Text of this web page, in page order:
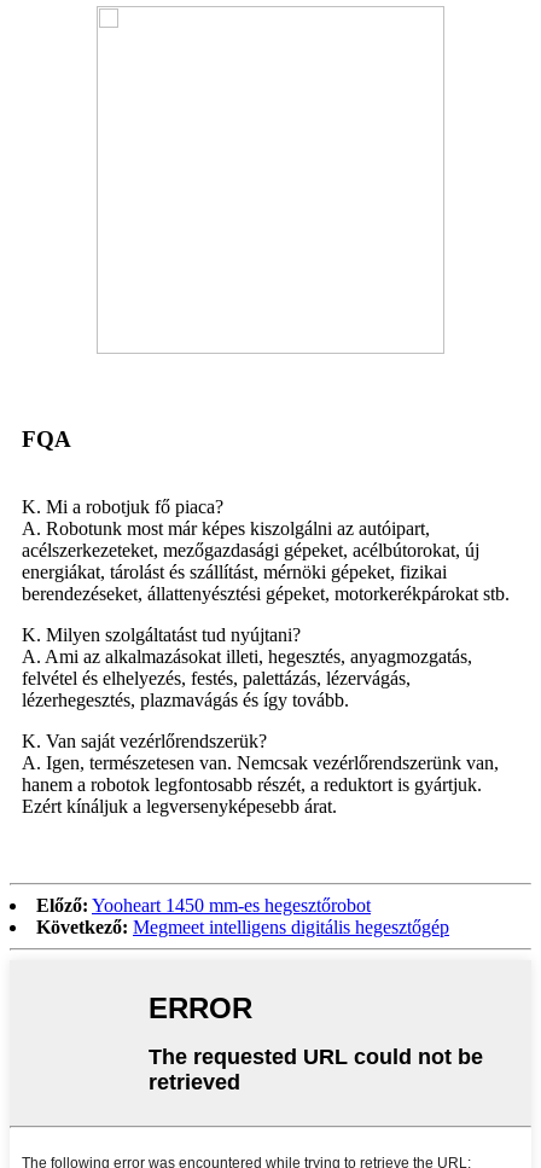
FQA
K. Mi a robotjuk fő piaca?
A. Robotunk most már képes kiszolgálni az autóipart,
acélszerkezeteket, mezőgazdasági gépeket, acélbútorokat, új
energiákat, tárolást és szállítást, mérnöki gépeket, fizikai
berendezéseket, állattenyésztési gépeket, motorkerékpárokat stb.
K. Milyen szolgáltatást tud nyújtani?
A. Ami az alkalmazásokat illeti, hegesztés, anyagmozgatás,
felvétel és elhelyezés, festés, palettázás, lézervágás,
lézerhegesztés, plazmavágás és így tovább.
K. Van saját vezérlőrendszerük?
A. Igen, természetesen van. Nemcsak vezérlőrendszerünk van,
hanem a robotok legfontosabb részét, a reduktort is gyártjuk.
Ezért kínáljuk a legversenyképesebb árat.
Előző: Yooheart 1450 mm-es hegesztőrobot
Következő: Megmeet intelligens digitális hegesztőgép